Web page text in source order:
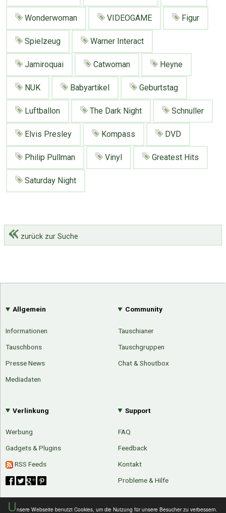
Unsere Webseite benutzt Cookies, um die Nutzung für unsere Besucher zu verbessern.
Mit Email Twitter
Google Neu hier?
Mediadaten
Presse News
Erweitere Suche
Suchanfragen
Zufallsartikel
Tagwolke
Wonderwoman VIDEOGAME Figur
Spielzeug Warner Interact
Jamiroquai Catwoman Heyne
NUK Babyartikel Geburtstag
Luftballon The Dark Night Schnuller
Elvis Presley Kompass DVD
Philip Pullman Vinyl Greatest Hits
Saturday Night
zurück zur Suche
Allgemein
Informationen
Tauschbons
Presse News
Mediadaten
Community
Tauschianer
Tauschgruppen
Chat & Shoutbox
Verlinkung
Werbung
Gadgets & Plugins
RSS Feeds
Support
FAQ
Feedback
Kontakt
Probleme & Hilfe